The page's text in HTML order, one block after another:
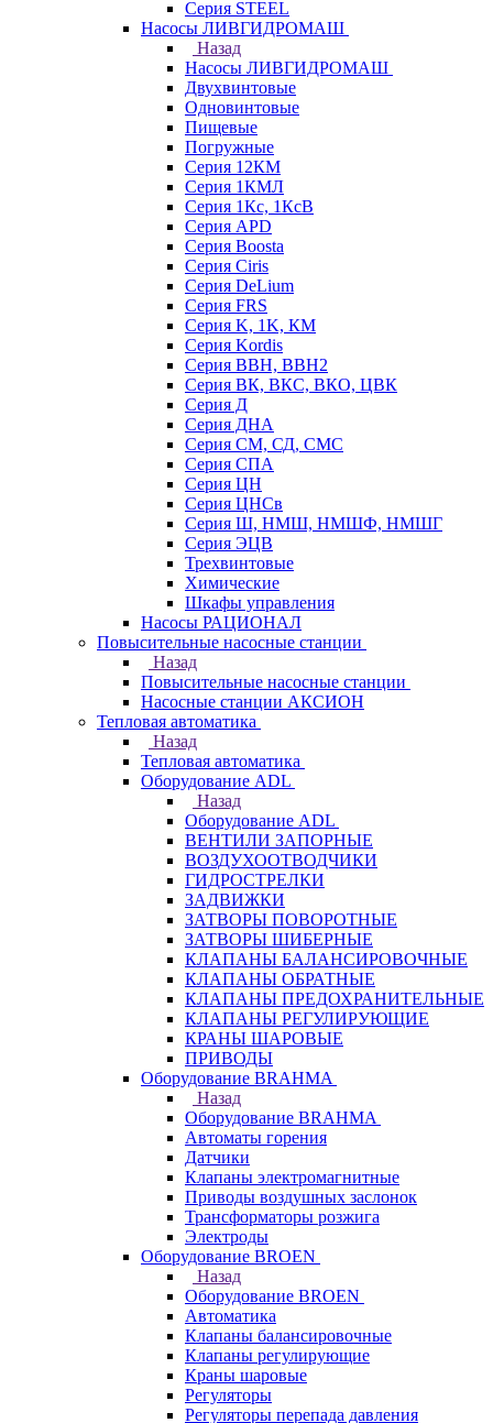
Серия STEEL
Насосы ЛИВГИДРОМАШ
Назад
Насосы ЛИВГИДРОМАШ
Двухвинтовые
Одновинтовые
Пищевые
Погружные
Серия 12КМ
Серия 1КМЛ
Серия 1Кс, 1КсВ
Серия APD
Серия Boosta
Серия Ciris
Серия DeLium
Серия FRS
Серия K, 1K, КМ
Серия Kordis
Серия ВВН, ВВН2
Серия ВК, ВКС, ВКО, ЦВК
Серия Д
Серия ДНА
Серия СМ, СД, СМС
Серия СПА
Серия ЦН
Серия ЦНСв
Серия Ш, НМШ, НМШФ, НМШГ
Серия ЭЦВ
Трехвинтовые
Химические
Шкафы управления
Насосы РАЦИОНАЛ
Повысительные насосные станции
Назад
Повысительные насосные станции
Насосные станции АКСИОН
Тепловая автоматика
Назад
Тепловая автоматика
Оборудование ADL
Назад
Оборудование ADL
ВЕНТИЛИ ЗАПОРНЫЕ
ВОЗДУХООТВОДЧИКИ
ГИДРОСТРЕЛКИ
ЗАДВИЖКИ
ЗАТВОРЫ ПОВОРОТНЫЕ
ЗАТВОРЫ ШИБЕРНЫЕ
КЛАПАНЫ БАЛАНСИРОВОЧНЫЕ
КЛАПАНЫ ОБРАТНЫЕ
КЛАПАНЫ ПРЕДОХРАНИТЕЛЬНЫЕ
КЛАПАНЫ РЕГУЛИРУЮЩИЕ
КРАНЫ ШАРОВЫЕ
ПРИВОДЫ
Оборудование BRAHMA
Назад
Оборудование BRAHMA
Автоматы горения
Датчики
Клапаны электромагнитные
Приводы воздушных заслонок
Трансформаторы розжига
Электроды
Оборудование BROEN
Назад
Оборудование BROEN
Автоматика
Клапаны балансировочные
Клапаны регулирующие
Краны шаровые
Регуляторы
Регуляторы перепада давления